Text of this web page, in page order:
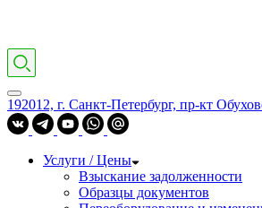
192012, г. Санкт-Петербург, пр-кт
Услуги / Цены
Взыскание задолженности
Образцы документов